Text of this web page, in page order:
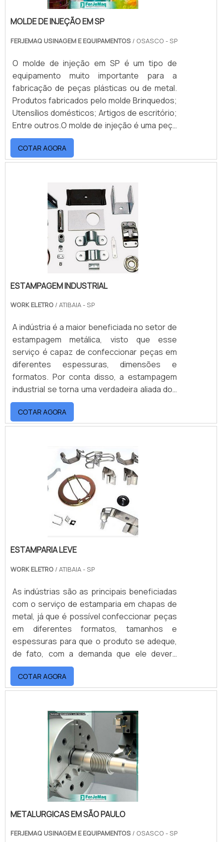
MOLDE DE INJEÇÃO EM SP
FERJEMAQ USINAGEM E EQUIPAMENTOS / OSASCO - SP
O molde de injeção em SP é um tipo de
equipamento muito importante para a
fabricação de peças plásticas ou de metal.
Produtos fabricados pelo molde Brinquedos;
Utensílios domésticos; Artigos de escritório;
Entre outros.O molde de injeção é uma peça
utilizada, basicamente, em todos os
processos. Ele segue projetos ousados,
desenvolvidos através de softwares
encontrar uma empresa de qualidade para
fornecer o molde de injeção.Além de
desenvolver suas atividade.
COTAR AGORA
ESTAMPAGEM INDUSTRIAL
WORK ELETRO / ATIBAIA - SP
A indústria é a maior beneficiada no setor de
estampagem metálica, visto que esse
serviço é capaz de confeccionar peças em
diferentes espessuras, dimensões e
formatos. Por conta disso, a estampagem
industrial se torna uma verdadeira aliada dos
diferentes segmentos, como o automotivo,
por exemplo, que é largamente beneficiado
com a fabricação de peças com essa
Optar pela estampagem é de grande
benefício para proporcionar maior
produtividade no setor industrial..
COTAR AGORA
ESTAMPARIA LEVE
WORK ELETRO / ATIBAIA - SP
As indústrias são as principais beneficiadas
com o serviço de estamparia em chapas de
metal, já que é possível confeccionar peças
em diferentes formatos, tamanhos e
espessuras para que o produto se adeque,
de fato, com a demanda que ele deverá
suprir, algo extremamente vantajoso para
segmentos como o automotivo, por
exemplo, que geralmente lidam com peças
necessidades.BENEFÍCIOS DA ESTAMPARIA
LEVEUm dos maiores benefícios
encontrados na estamparia é a alta qualidade
COTAR AGORA
METALURGICAS EM SÃO PAULO
FERJEMAQ USINAGEM E EQUIPAMENTOS / OSASCO - SP